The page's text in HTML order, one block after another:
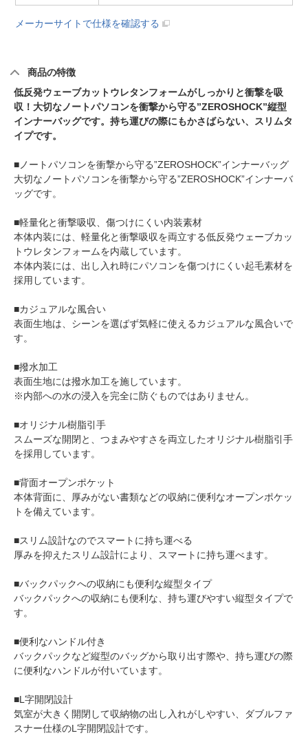
メーカーサイトで仕様を確認する
商品の特徴
低反発ウェーブカットウレタンフォームがしっかりと衝撃を吸
収！大切なノートパソコンを衝撃から守る”ZEROSHOCK”縦型
インナーバッグです。持ち運びの際にもかさばらない、スリムタ
イプです。
■ノートパソコンを衝撃から守る”ZEROSHOCK”インナーバッグ
大切なノートパソコンを衝撃から守る”ZEROSHOCK”インナーバ
ッグです。
■軽量化と衝撃吸収、傷つけにくい内装素材
本体内装には、軽量化と衝撃吸収を両立する低反発ウェーブカッ
トウレタンフォームを内蔵しています。
本体内装には、出し入れ時にパソコンを傷つけにくい起毛素材を
採用しています。
■カジュアルな風合い
表面生地は、シーンを選ばず気軽に使えるカジュアルな風合いで
す。
■撥水加工
表面生地には撥水加工を施しています。
※内部への水の浸入を完全に防ぐものではありません。
■オリジナル樹脂引手
スムーズな開閉と、つまみやすさを両立したオリジナル樹脂引手
を採用しています。
■背面オープンポケット
本体背面に、厚みがない書類などの収納に便利なオープンポケッ
トを備えています。
■スリム設計なのでスマートに持ち運べる
厚みを抑えたスリム設計により、スマートに持ち運べます。
■バックパックへの収納にも便利な縦型タイプ
バックパックへの収納にも便利な、持ち運びやすい縦型タイプで
す。
■便利なハンドル付き
バックパックなど縦型のバッグから取り出す際や、持ち運びの際
に便利なハンドルが付いています。
■L字開閉設計
気室が大きく開閉して収納物の出し入れがしやすい、ダブルファ
スナー仕様のL字開閉設計です。